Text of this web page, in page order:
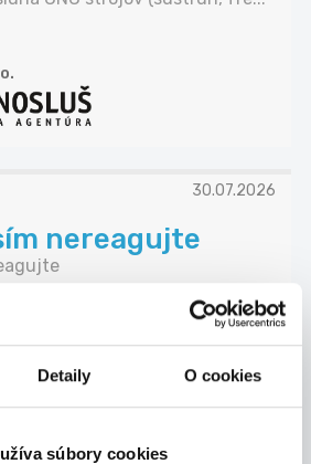
Detaily O cookies
súbory cookies
30.07.2026
nereagujte